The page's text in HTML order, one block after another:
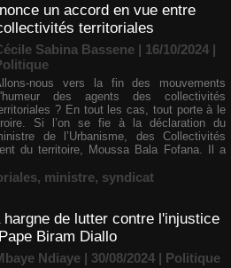
un accord en vue entre
territoriales
Sabina Bassene | 16/10/2024 |
nous vers la fin des mouvements
des agents des collectivités
? En tout les cas, tout porte à le
Si l’on se fie à la déclaration du
de l’Urbanisme, des Collectivités
du territoire, Moussa Bala Fofana. Il a
, ministre, syndicat
de lutter contre l'injustice
Biram Diallo
Ndiaye | 30/08/2024 | Politique